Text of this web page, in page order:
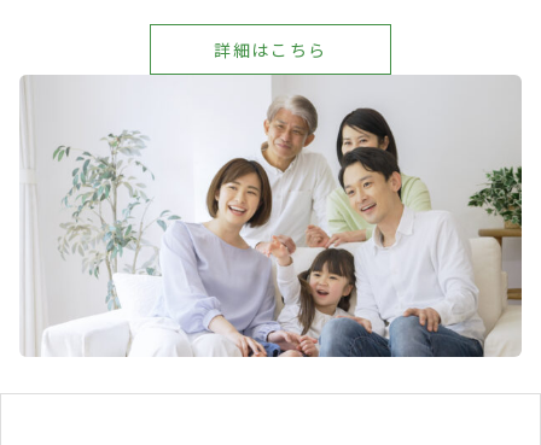
詳細はこちら